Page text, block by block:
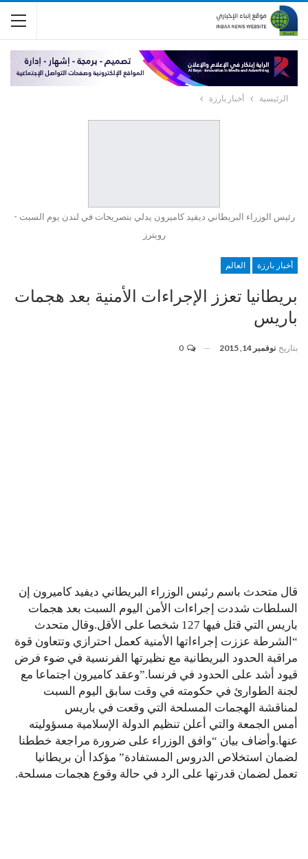
الرئيسية أخبار بارزة
رئيس الوزراء البريطاني ديفيد كاميرون يدلي بتصريحات في لندن يوم السبت -
رويترز
أخبار بارزة العالم
بريطانيا تعزز الإجراءات الأمنية بعد هجمات
باريس
بتاريخ نوفمبر 14, 2015
قال متحدث باسم رئيس الوزراء البريطاني ديفيد كاميرون إن
السلطات شددت إجراءات الأمن اليوم السبت بعد هجمات
باريس التي قتل فيها 127 شخصا على الأقل.وقال متحدث
“الشرطة عززت إجراءاتها الأمنية كعمل احترازي وتتعاون قوة
مراقبة الحدود البريطانية مع نظيرتها الفرنسية في ضوء فرض
قيود أشد على الحدود في فرنسا.”وعقد كاميرون اجتماعا مع
لجنة الطوارئ في حكومته في وقت سابق اليوم السبت
لمناقشة الهجمات المسلحة التي وقعت في باريس
أمس الجمعة والتي أعلن تنظيم الدولة الإسلامية مسؤوليته
عنها.وأضاف بيان “وافق الوزراء على ضرورة مراجعة خططنا
لضمان استخلاص الدروس المستفادة” مؤكدا أن بريطانيا
تعمل لضمان قدرتها على الرد في حالة وقوع هجمات مسلحة.